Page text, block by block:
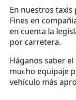
En nuestros
Fines en
en cuenta la
por carretera.
Háganos saber
mucho equipaje
vehículo más